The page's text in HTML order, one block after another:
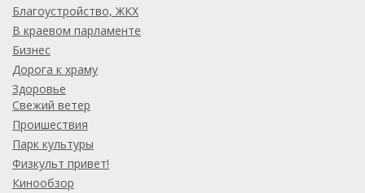
Благоустройство, ЖКХ
В краевом парламенте
Бизнес
Дорога к храму
Здоровье
Свежий ветер
Проишествия
Парк культуры
Физкульт привет!
Кинообзор